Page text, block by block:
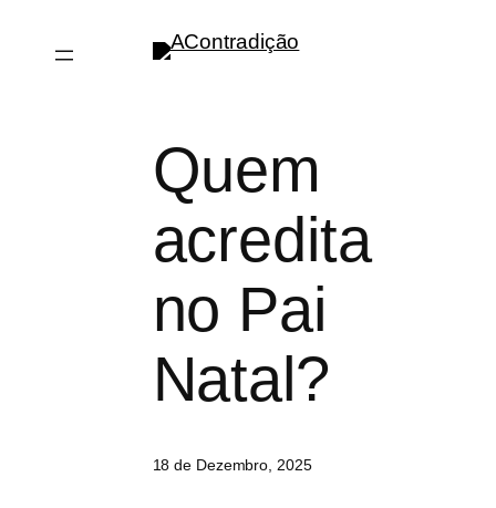
Quem
acredita
no Pai
Natal?
18 de Dezembro, 2025